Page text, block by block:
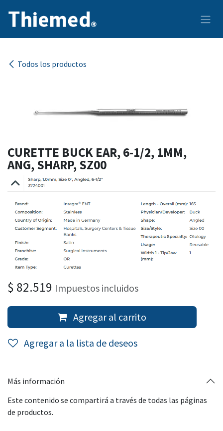
Todos los productos
CURETTE BUCK EAR, 6-1/2, 1MM,
ANG, SHARP, SZ00
$ 82.519 Impuestos incluidos
Agregar al carrito
Agregar a la lista de deseos
Más información
Este contenido se compartirá a través de todas las páginas
de productos.